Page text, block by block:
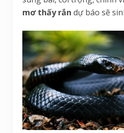
mơ thấy rắn dự báo sẽ